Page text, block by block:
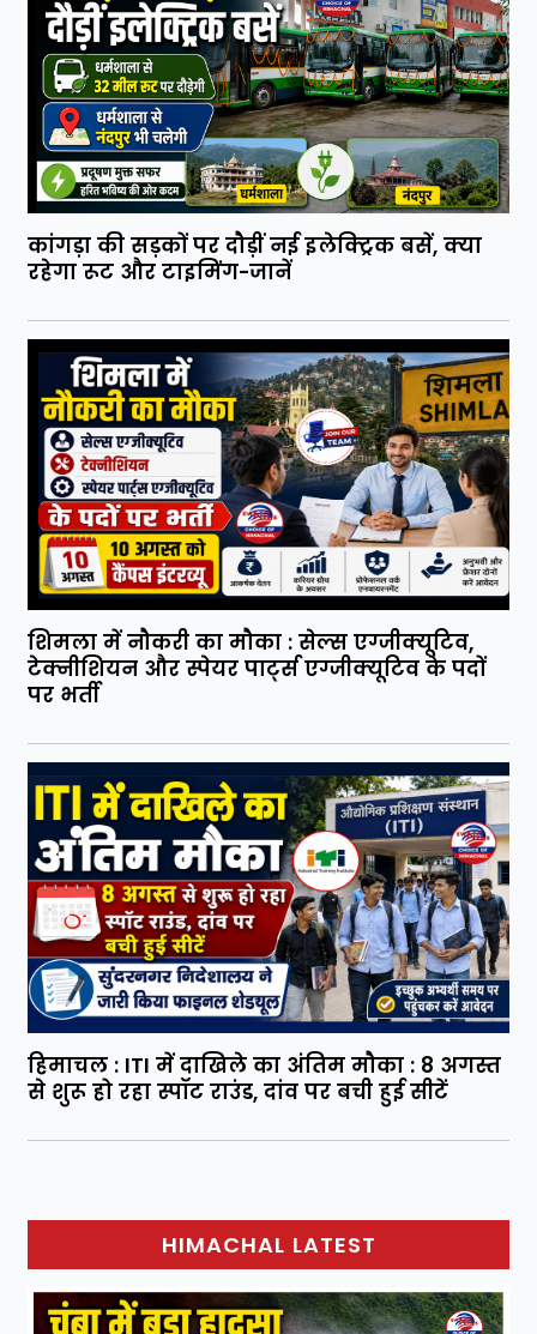
कांगड़ा की सड़कों पर दौड़ीं नई इलेक्ट्रिक बसें, क्या
रहेगा रूट और टाइमिंग-जानें
शिमला में नौकरी का मौका : सेल्स एग्जीक्यूटिव,
टेक्नीशियन और स्पेयर पार्ट्स एग्जीक्यूटिव के पदों
पर भर्ती
हिमाचल : ITI में दाखिले का अंतिम मौका : 8 अगस्त
से शुरू हो रहा स्पॉट राउंड, दांव पर बची हुई सीटें
HIMACHAL LATEST